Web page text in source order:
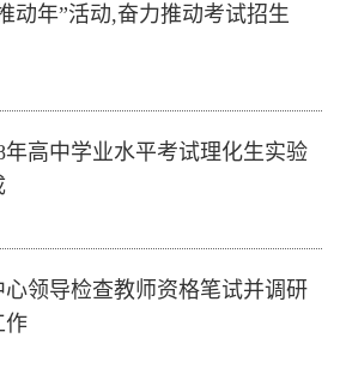
动年”活动,奋力推动考试招生
年高中学业水平考试理化生实验
领导检查教师资格笔试并调研
作